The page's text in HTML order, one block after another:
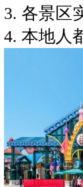
3. 各景区
4. 本地人